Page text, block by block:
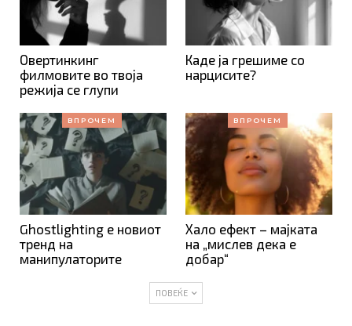
Овертинкинг
филмовите во твоја
режија се глупи
Каде ја грешиме со
нарцисите?
ВПРОЧЕМ
Ghostlighting е новиот
тренд на
манипулаторите
ВПРОЧЕМ
Хало ефект – мајката
на „мислев дека е
добар“
ПОВЕЌЕ